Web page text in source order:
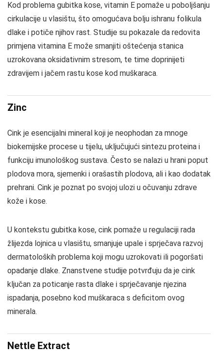
Kod problema gubitka kose, vitamin E pomaže u poboljšanju
cirkulacije u vlasištu, što omogućava bolju ishranu folikula
dlake i potiče njihov rast. Studije su pokazale da redovita
primjena vitamina E može smanjiti oštećenja stanica
uzrokovana oksidativnim stresom, te time doprinijeti
zdravijem i jačem rastu kose kod muškaraca.
Zinc
Cink je esencijalni mineral koji je neophodan za mnoge
biokemijske procese u tijelu, uključujući sintezu proteina i
funkciju imunološkog sustava. Često se nalazi u hrani poput
plodova mora, sjemenki i orašastih plodova, ali i kao dodatak
prehrani. Cink je poznat po svojoj ulozi u očuvanju zdrave
kože i kose.
U kontekstu gubitka kose, cink pomaže u regulaciji rada
žlijezda lojnica u vlasištu, smanjuje upale i sprječava razvoj
dermatoloških problema koji mogu uzrokovati ili pogoršati
opadanje dlake. Znanstvene studije potvrđuju da je cink
ključan za poticanje rasta dlake i sprječavanje njezina
ispadanja, posebno kod muškaraca s deficitom ovog
minerala.
Nettle Extract